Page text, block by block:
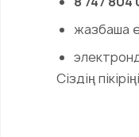
жазбаша
Сіздің